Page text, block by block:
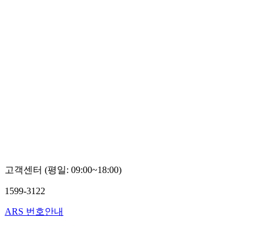
고객센터 (평일: 09:00~18:00)
1599-3122
ARS 번호안내